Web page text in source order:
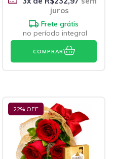
juros
Frete grátis
no período integral
COMPRAR
22% OFF